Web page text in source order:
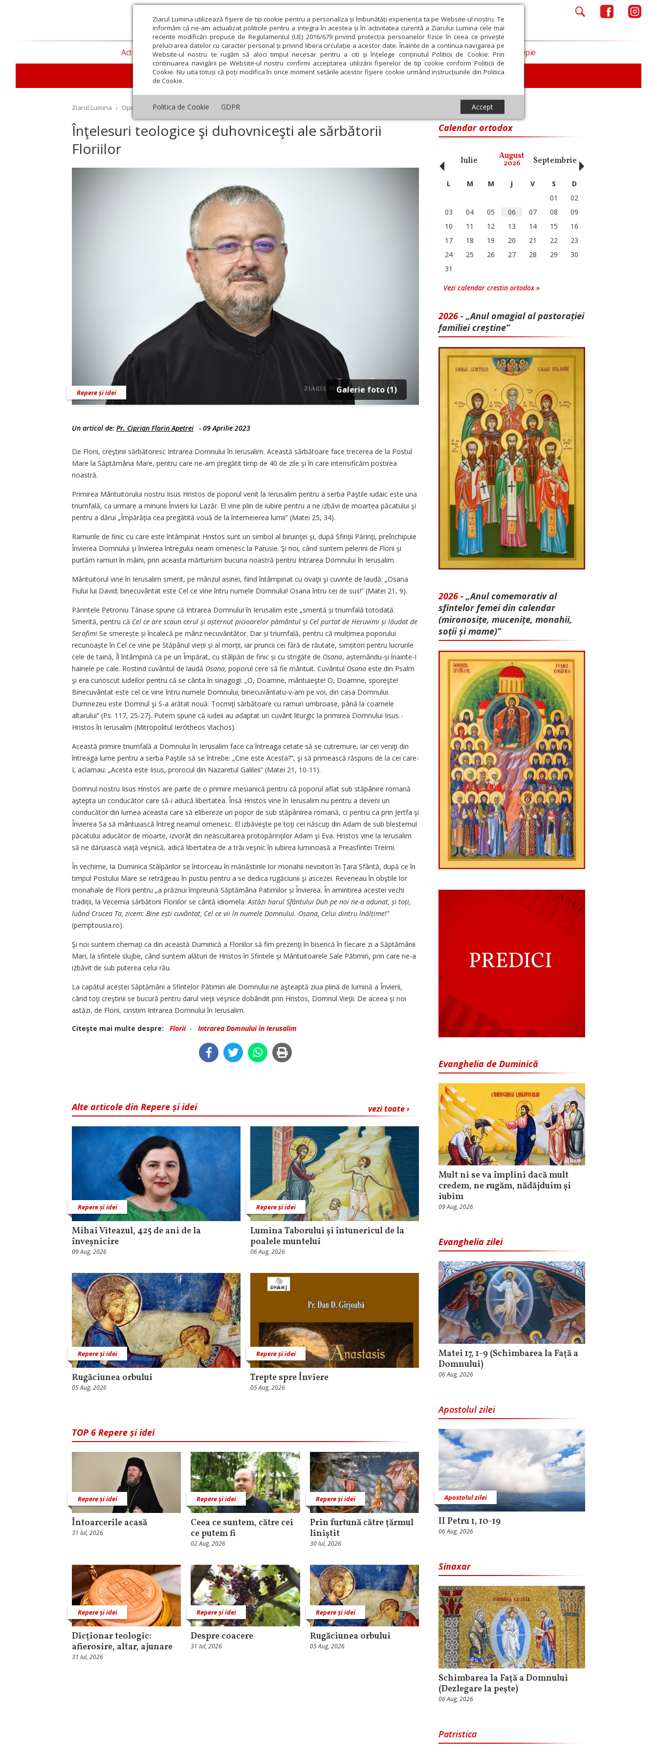
Ziarul Lumina utilizează fişiere de tip cookie pentru a personaliza și îmbunătăți experiența ta pe Website-ul nostru. Te
informăm că ne-am actualizat politicile pentru a integra în acestea și în activitatea curentă a Ziarului Lumina cele mai
recente modificări propuse de Regulamentul (UE) 2016/679 privind protecția persoanelor fizice în ceea ce privește
prelucrarea datelor cu caracter personal și privind libera circulație a acestor date. Înainte de a continua navigarea pe
Website-ul nostru te rugăm să aloci timpul necesar pentru a citi și înțelege conținutul Politicii de Cookie. Prin
continuarea navigării pe Website-ul nostru confirmi acceptarea utilizării fişierelor de tip cookie conform Politicii de
Cookie. Nu uita totuși că poți modifica în orice moment setările acestor fişiere cookie urmând instrucțiunile din Politica
de Cookie.
Politica de Cookie GDPR Accept
Actualitate religioasă Teologie și spiritualitate Educaţie și Cultură Societate Opinii
Editorial Repere și idei Pilda zilei
Filantropie
Ziarul Lumina › Opinii Repere și idei › Înţelesuri teologice şi duhovniceşti ale sărbătorii Floriilor
Înţelesuri teologice şi duhovniceşti ale sărbătorii
Floriilor
Galerie foto (1)
Repere și idei
Un articol de: Pr. Ciprian Florin Apetrei - 09 Aprilie 2023
De Florii, creştinii sărbătoresc Intrarea Domnului în Ierusalim. Această sărbătoare face trecerea de la Postul
Mare la Săptămâna Mare, pentru care ne-am pregătit timp de 40 de zile şi în care intensificăm postirea
noastră.
Primirea Mântuitorului nostru Iisus Hristos de poporul venit la Ierusalim pentru a serba Paştile iudaic este una
triumfală, ca urmare a minunii Învierii lui Lazăr. El vine plin de iubire pentru a ne izbăvi de moartea păcatului şi
pentru a dărui „Împărăţia cea pregătită vouă de la întemeierea lumii” (Matei 25, 34).
Ramurile de finic cu care este întâmpinat Hristos sunt un simbol al biruinţei şi, după Sfinţii Părinţi, preînchipuie
Învierea Domnului şi învierea întregului neam omenesc la Parusie. Şi noi, când suntem pelerini de Florii şi
purtăm ramuri în mâini, prin aceasta mărturisim bucuria noastră pentru Intrarea Domnului în Ierusalim.
Mântuitorul vine în Ierusalim smerit, pe mânzul asinei, fiind întâmpinat cu ovaţii şi cuvinte de laudă: „Osana
Fiului lui David; binecuvântat este Cel ce vine întru numele Domnului! Osana întru cei de sus!” (Matei 21, 9).
Părintele Petroniu Tănase spune că Intrarea Domnului în Ierusalim este „smerită și triumfală totodată.
Smerită, pentru că Cel ce are scaun cerul și așternut picioarelor pământul și Cel purtat de Heruvimi și lăudat de
Serafimi Se smerește și încalecă pe mânz necuvântător. Dar și triumfală, pentru că mulțimea poporului
recunoaște în Cel ce vine pe Stăpânul vieții și al morții, iar pruncii cei fără de răutate, simțitori pentru lucrurile
cele de taină, Îl întâmpină ca pe un Împărat, cu stâlpări de finic și cu strigăte de Osana, așternându-și înainte-I
hainele pe cale. Rostind cuvântul de laudă Osana, po­porul cere să fie mântuit. Cuvântul Osana este din Psalm
şi era cunoscut iudeilor pentru că se cânta în sinagogi: „O, Doamne, mântuieşte! O, Doamne, sporeşte!
Binecuvântat este cel ce vine întru numele Domnului; binecuvântatu-v-am pe voi, din casa Domnului.
Dumnezeu este Domnul şi S-a arătat nouă. Tocmiţi sărbătoare cu ramuri umbroase, până la coarnele
altarului” (Ps. 117, 25-27). Putem spune că iudeii au adaptat un cuvânt liturgic la ­primirea Domnului Iisus ­
Hristos în Ierusalim (Mitropolitul Ierótheos Vlachos).
Această primire triumfală a Domnului în Ierusalim face ca întreaga cetate să se cutremure, iar cei veniţi din
întreaga lume pentru a serba Paştile să se întrebe: „Cine este Acesta?”, şi să primească răspuns de la cei care-
L aclamau: „Acesta este Iisus, prorocul din Nazaretul Galileii” (Matei 21, 10-11).
Domnul nostru Iisus Hristos are parte de o primire mesianică pentru că poporul aflat sub stăpânire romană
aştepta un conducător care să-i aducă libertatea. Însă Hristos vine în Ierusalim nu pentru a deveni un
conducător din lumea aceasta care să elibereze un popor de sub stăpânirea romană, ci pentru ca prin Jertfa şi
Învierea Sa să mântuiască întreg neamul omenesc. El izbăveşte pe toţi cei născuţi din Adam de sub blestemul
păcatului aducător de moarte, izvorât din neascultarea protopărinţilor Adam şi Eva. Hristos vine la Ierusalim
să ne dăruiască viaţă veşnică, adică libertatea de a trăi veşnic în iubirea luminoasă a Preasfintei Treimi.
În vechime, la Duminica Stâlpărilor se întorceau în mănăstirile lor monahii nevoitori în Ţara Sfântă, după ce în
timpul Postului Mare se retrăgeau în pustiu pentru a se dedica rugăciunii şi ascezei. Reveneau în obştile lor
monahale de Florii pentru „a prăznui împreună Săptămâna Patimilor și Învierea. În amintirea acestei vechi
tradiții, la Vecernia sărbătorii Floriilor se cântă idiomela: Astăzi harul Sfântului Duh pe noi ne-a adunat, și toți,
luând Crucea Ta, zicem: Bine ești cuvântat, Cel ce vii în numele Domnului. Osana, Celui dintru înălțime!”
(pemptousia.ro).
Şi noi suntem chemaţi ca din această Duminică a Floriilor să fim prezenţi în biserică în fiecare zi a Săptămânii
Mari, la sfintele slujbe, când suntem alături de Hristos în Sfintele şi Mântuitoarele Sale Pătimiri, prin care ne-a
izbăvit de sub puterea celui rău.
La capătul acestei Săptămâni a Sfintelor Pătimiri ale Domnului ne aşteaptă ziua plină de lumină a Învierii,
când toţi creştinii se bucură pentru darul vieţii veşnice dobândit prin Hristos, Domnul Vieţii. De aceea şi noi
astăzi, de Florii, cinstim Intrarea Domnului în Ierusalim.
Citeşte mai multe despre:
Florii- Intrarea Domnului în Ierusalim
vezi toate ›
Alte articole din Repere și idei
Repere și idei
Mihai Viteazul, 425 de ani de la
înveșnicire
09 Aug, 2026
Repere și idei
Lumina Taborului și întunericul de la
poalele muntelui
06 Aug, 2026
Repere și idei
Rugăciunea orbului
05 Aug, 2026
Repere și idei
Trepte spre Înviere
05 Aug, 2026
TOP 6 Repere și idei
Repere și idei
Întoarcerile acasă
31 Iul, 2026
Repere și idei
Ceea ce suntem, către cei
ce putem fi
02 Aug, 2026
Repere și idei
Prin furtună către țărmul
liniștit
30 Iul, 2026
Repere și idei
Dicționar teologic:
afierosire, altar, ajunare
31 Iul, 2026
Repere și idei
Despre coacere
31 Iul, 2026
Repere și idei
Rugăciunea orbului
05 Aug, 2026
Calendar ortodox
Iulie August
2026 Septembrie Octombrie
‹ L M M J V S
D
01
02
03
04 05 06 07 08
09
10
11 12 13 14 15
16
17
18 19 20 21 22
23
24
25 26 27 28 29
30
31
Vezi calendar crestin ortodox »
2026 - „Anul omagial al pastorației
familiei creștine”
2026 - „Anul comemorativ al
sfintelor femei din calendar
(mironosițe, mu­cenițe, monahii,
soții și mame)”
Evanghelia de Duminică
Mult ni se va împlini dacă mult
credem, ne rugăm, nădăjduim și
iubim
09 Aug, 2026
Evanghelia zilei
Matei 17, 1-9 (Schimbarea la Față a
Domnului)
06 Aug, 2026
Apostolul zilei
Apostolul zilei
II Petru 1, 10-19
06 Aug, 2026
Sinaxar
Schimbarea la Faţă a Domnului
(Dezlegare la peşte)
06 Aug, 2026
Patristica